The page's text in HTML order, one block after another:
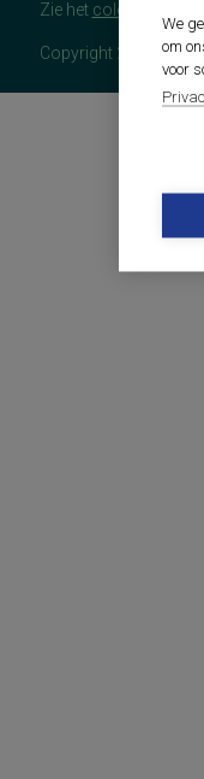
We
om
voor
Zie het colofon
Copyright 2026 -